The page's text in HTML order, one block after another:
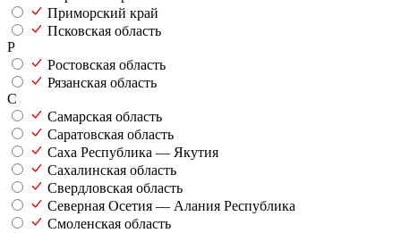
Приморский край
Псковская область
Р
Ростовская область
Рязанская область
С
Самарская область
Саратовская область
Саха Республика — Якутия
Сахалинская область
Свердловская область
Северная Осетия — Алания Республика
Смоленская область